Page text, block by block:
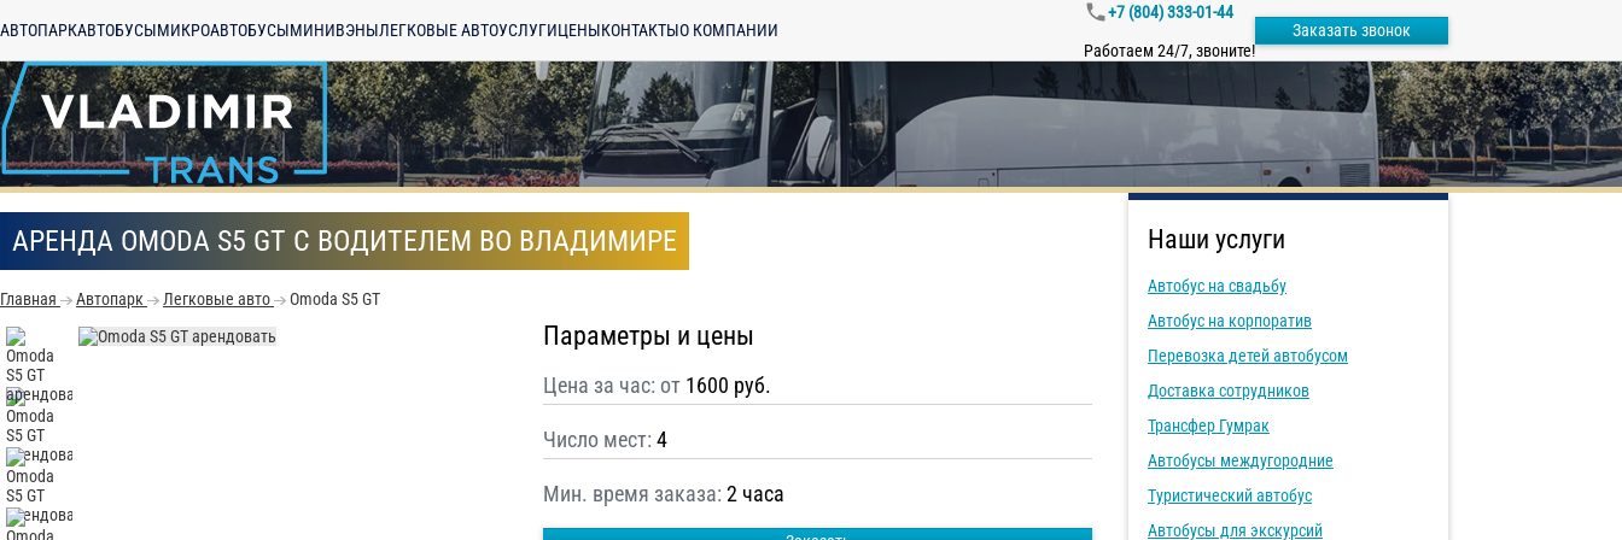
АВТОПАРКАВТОБУСЫМИКРОАВТОБУСЫМИНИВЭНЫЛЕГКОВЫЕ АВТОУСЛУГИЦЕНЫКОНТАКТЫО КОМПАНИИ
+7 (804) 333-01-44
Работаем 24/7, звоните!
Заказать звонок
АРЕНДА OMODA S5 GT С ВОДИТЕЛЕМ ВО ВЛАДИМИРЕ
Главная Автопарк Легковые авто Omoda S5 GT
Параметры и цены
Цена за час: от 1600 руб.
Число мест: 4
Мин. время заказа: 2 часа
Наши услуги
Автобус на свадьбу
Автобус на корпоратив
Перевозка детей автобусом
Доставка сотрудников
Трансфер Гумрак
Автобусы междугородние
Туристический автобус
Автобусы для экскурсий
Политикой конфиденциальностиознакомлен(а), даю